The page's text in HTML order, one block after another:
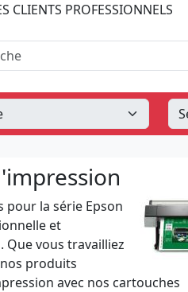
CLIENTS PROFESSIONNELS
pour la série Epson
et
vous travailliez
produits
avec nos cartouches